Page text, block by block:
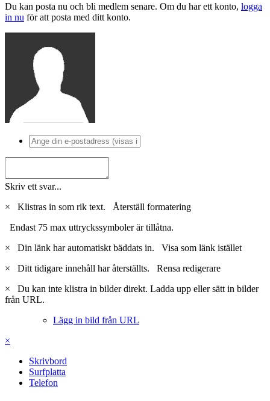
Du kan posta nu och bli medlem senare. Om du har ett konto, logga
in nu för att posta med ditt konto.
Skriv ett svar...
×
Klistras in som rik text. Återställ formatering
Endast 75 max uttryckssymboler är tillåtna.
×
Din länk har automatiskt bäddats in. Visa som länk istället
×
Ditt tidigare innehåll har återställts. Rensa redigerare
×
Du kan inte klistra in bilder direkt. Ladda upp eller sätt in bilder
från URL.
Lägg in bild från URL
×
Skrivbord
Surfplatta
Telefon